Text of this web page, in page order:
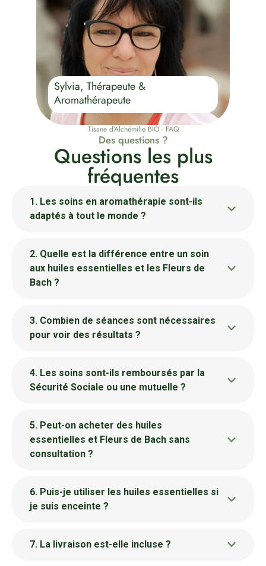
Sylvia, Thérapeute &
Aromathérapeute
Tisane d’Alchémille BIO - FAQ
Des questions ?
Questions les plus
fréquentes
1. Les soins en aromathérapie sont-ils
adaptés à tout le monde ?
2. Quelle est la différence entre un soin
aux huiles essentielles et les Fleurs de
Bach ?
3. Combien de séances sont nécessaires
pour voir des résultats ?
4. Les soins sont-ils remboursés par la
Sécurité Sociale ou une mutuelle ?
5. Peut-on acheter des huiles
essentielles et Fleurs de Bach sans
consultation ?
6. Puis-je utiliser les huiles essentielles si
je suis enceinte ?
7. La livraison est-elle incluse ?